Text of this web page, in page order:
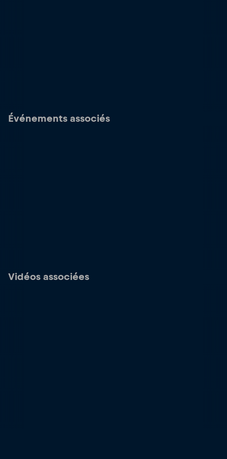
Événements associés
Vidéos associées